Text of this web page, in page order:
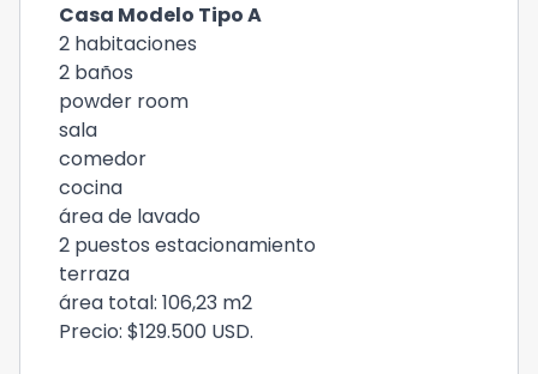
Casa Modelo Tipo A
2 habitaciones
2 baños
powder room
sala
comedor
cocina
área de lavado
2 puestos estacionamiento
terraza
área total: 106,23 m2
Precio: $129.500 USD.